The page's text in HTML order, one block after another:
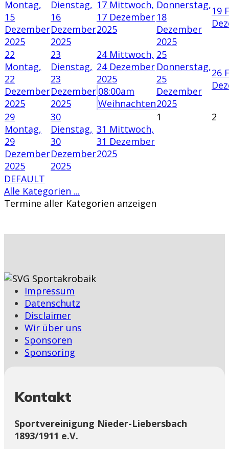
Montag,
15
Dezember
2025
Dienstag,
16
Dezember
2025
17 Mittwoch,
17 Dezember
2025
Donnerstag,
18
Dezember
2025
19
22
Montag,
22
Dezember
2025
23
Dienstag,
23
Dezember
2025
24 Mittwoch,
24 Dezember
2025
08:00am
Weihnachten
25
Donnerstag,
25
Dezember
2025
26
29
Montag,
29
Dezember
2025
30
Dienstag,
30
Dezember
2025
31 Mittwoch,
31 Dezember
2025
1 2
DEFAULT
Alle Kategorien ...
Termine aller Kategorien anzeigen
Impressum
Datenschutz
Disclaimer
Wir über uns
Sponsoren
Sponsoring
Kontakt
Sportvereinigung Nieder-Liebersbach
1893/1911 e.V.